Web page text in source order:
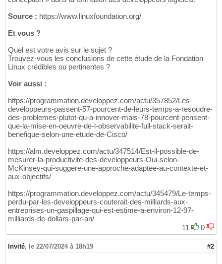
Source : https://www.linuxfoundation.org/
Et vous ?
Quel est votre avis sur le sujet ?
Trouvez-vous les conclusions de cette étude de la Fondation
Linux crédibles ou pertinentes ?
Voir aussi :
https://programmation.developpez.com/actu/357852/Les-
developpeurs-passent-57-pourcent-de-leurs-temps-a-resoudre-
des-problemes-plutot-qu-a-innover-mais-78-pourcent-pensent-
que-la-mise-en-oeuvre-de-l-observabilite-full-stack-serait-
benefique-selon-une-etude-de-Cisco/
https://alm.developpez.com/actu/347514/Est-il-possible-de-
mesurer-la-productivite-des-developpeurs-Oui-selon-
McKinsey-qui-suggere-une-approche-adaptee-au-contexte-et-
aux-objectifs/
https://programmation.developpez.com/actu/345479/Le-temps-
perdu-par-les-developpeurs-couterait-des-milliards-aux-
entreprises-un-gaspillage-qui-est-estime-a-environ-12-97-
milliards-de-dollars-par-an/
11
0
Invité, le 22/07/2024 à 18h19 #2